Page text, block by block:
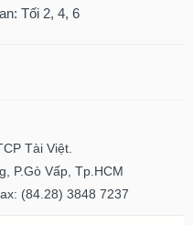
Tối 2, 4, 6
Tài Việt.
P.Gò Vấp, Tp.HCM
(84.28) 3848 7237